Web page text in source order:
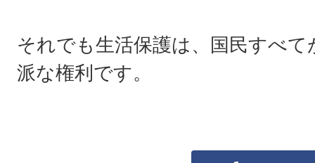
それでも生活保護は、国民すべ
派な権利です。